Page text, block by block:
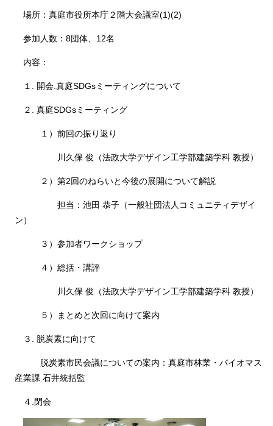
場所：真庭市役所本庁２階大会議室(1)(2)
参加人数：8団体、12名
内容：
１. 開会.真庭SDGsミーティングについて
２. 真庭SDGsミーティング
１）前回の振り返り
川久保 俊（法政大学デザイン工学部建築学科 教授）
２）第2回のねらいと今後の展開について解説
担当：池田 恭子（一般社団法人コミュニティデザイ
ン）
３）参加者ワークショップ
４）総括・講評
川久保 俊（法政大学デザイン工学部建築学科 教授）
５）まとめと次回に向けて案内
３. 脱炭素に向けて
脱炭素市民会議についての案内：真庭市林業・バイオマス
産業課 石井統括監
４.閉会